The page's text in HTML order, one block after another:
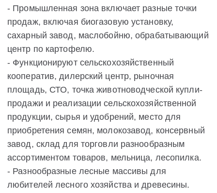
- Промышленная зона включает разные точки
продаж, включая биогазовую установку,
сахарный завод, маслобойню, обрабатывающий
центр по картофелю.
- Функционируют сельскохозяйственный
кооператив, дилерский центр, рыночная
площадь, СТО, точка животноводческой купли-
продажи и реализации сельскохозяйственной
продукции, сырья и удобрений, место для
приобретения семян, молокозавод, консервный
завод, склад для торговли разнообразным
ассортиментом товаров, мельница, лесопилка.
- Разнообразные лесные массивы для
любителей лесного хозяйства и древесины.